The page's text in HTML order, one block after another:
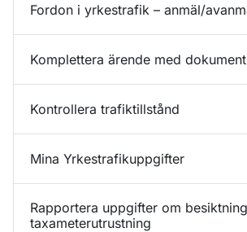
Fordon i yrkestrafik – anmäl/
Komplettera ärende med dokument
Kontrollera trafiktillstånd
Mina Yrkestrafikuppgifter
Rapportera uppgifter om
taxameterutrustning